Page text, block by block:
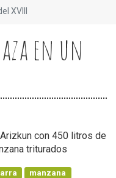
XVIII
en un
con 450 litros de
triturados
manzana